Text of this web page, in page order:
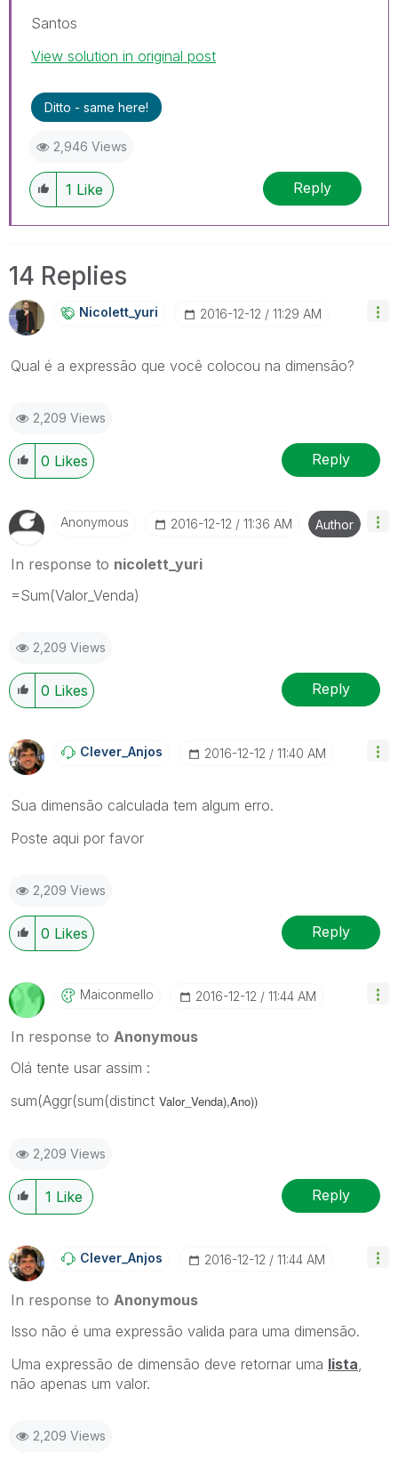
Santos
View solution in original post
Ditto - same here!
2,946 Views
1 Like Reply
14 Replies
Nicolett_yuri ‎2016-12-12 11:29 AM
Qual é a expressão que você colocou na dimensão?
2,209 Views
0 Likes Reply
Anonymous ‎2016-12-12 11:36 AM Author
In response to nicolett_yuri
=Sum(Valor_Venda)
2,209 Views
0 Likes Reply
Clever_Anjos ‎2016-12-12 11:40 AM
Sua dimensão calculada tem algum erro.
Poste aqui por favor
2,209 Views
0 Likes Reply
Maiconmello ‎2016-12-12 11:44 AM
In response to Anonymous
Olá tente usar assim :
sum(Aggr(sum(distinct Valor_Venda),Ano))
2,209 Views
1 Like Reply
Clever_Anjos ‎2016-12-12 11:44 AM
In response to Anonymous
Isso não é uma expressão valida para uma dimensão.
Uma expressão de dimensão deve retornar uma lista
não apenas um valor.
2,209 Views